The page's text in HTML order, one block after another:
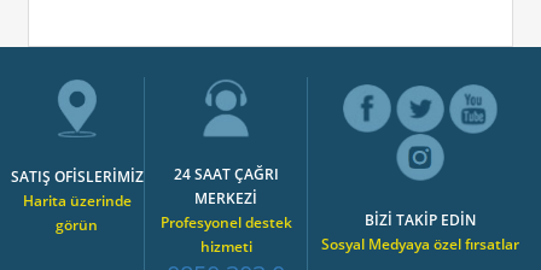
SATIŞ OFİSLERİMİZ
Harita üzerinde
görün
24 SAAT ÇAĞRI
MERKEZİ
Profesyonel destek
hizmeti
BİZİ TAKİP EDİN
Sosyal Medyaya özel fırsatlar